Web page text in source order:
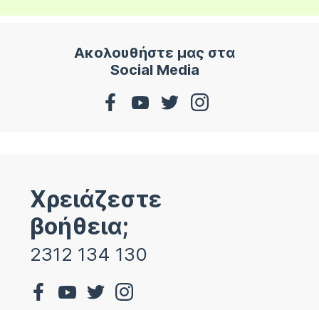
Ακολουθήστε μας στα
Social Media
Χρειάζεστε
βοήθεια;
2312 134 130